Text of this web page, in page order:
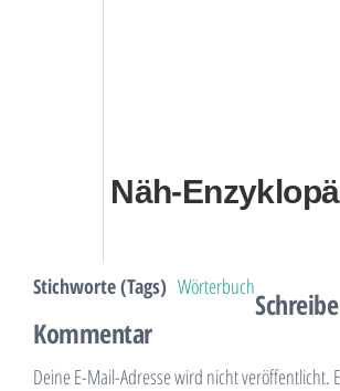
Näh-
Stichworte (Tags) Wörterbuch
Kommentar
Deine E-Mail-Adresse wird nicht veröffentlicht.